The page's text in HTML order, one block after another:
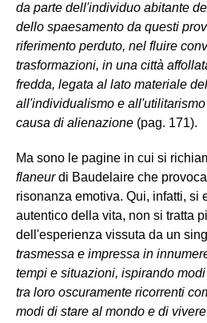
da parte dell'individuo abitante
dello spaesamento da questi
riferimento perduto, nel fluire
trasformazioni, in una città
fredda, legata al lato materiale
all'individualismo e
causa di alienazione (pag. 171).
Ma sono le pagine in cui si
flaneurdi Baudelaire che
risonanza emotiva. Qui, infatti, si
autentico della vita, non si tratta
dell'esperienza vissuta da un
trasmessa e impressa in
tempi e situazioni, ispirando
tra loro oscuramente ricorrenti
modi di stare al mondo e di